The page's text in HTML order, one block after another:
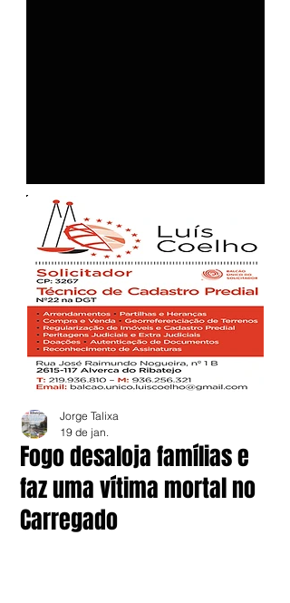
Fogo desaloja famílias e
faz uma vítima mortal no
Carregado
Jorge Talixa
19 de jan.